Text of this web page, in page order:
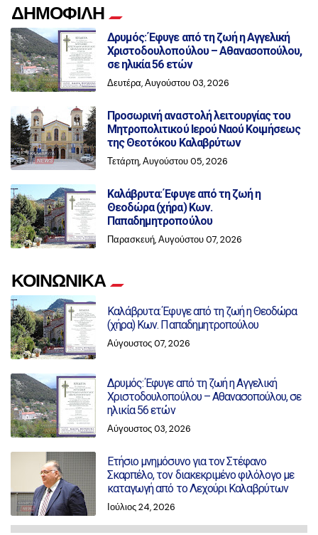
ΔΗΜΟΦΙΛΗ
Δρυμός: Έφυγε από τη ζωή η Αγγελική
Χριστοδουλοπούλου – Αθανασοπούλου,
σε ηλικία 56 ετών
Δευτέρα, Αυγούστου 03, 2026
Προσωρινή αναστολή λειτουργίας του
Μητροπολιτικού Ιερού Ναού Κοιμήσεως
της Θεοτόκου Καλαβρύτων
Τετάρτη, Αυγούστου 05, 2026
Καλάβρυτα: Έφυγε από τη ζωή η
Θεοδώρα (χήρα) Κων.
Παπαδημητροπούλου
Παρασκευή, Αυγούστου 07, 2026
ΚΟΙΝΩΝΙΚΑ
Καλάβρυτα: Έφυγε από τη ζωή η Θεοδώρα
(χήρα) Κων. Παπαδημητροπούλου
Αύγουστος 07, 2026
Δρυμός: Έφυγε από τη ζωή η Αγγελική
Χριστοδουλοπούλου – Αθανασοπούλου, σε
ηλικία 56 ετών
Αύγουστος 03, 2026
Ετήσιο μνημόσυνο για τον Στέφανο
Σκαρπέλο, τον διακεκριμένο φιλόλογο με
καταγωγή από το Λεχούρι Καλαβρύτων
Ιούλιος 24, 2026